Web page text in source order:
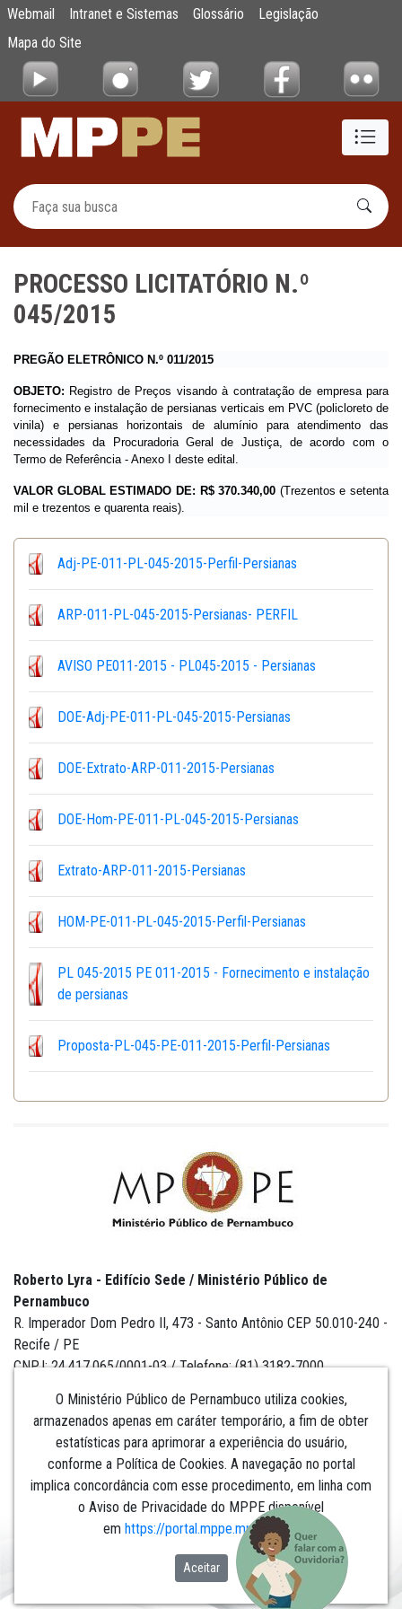
Pular para o Conteúdo principal
PROCESSO LICITATÓRIO N.º 045/2015
Webmail Intranet e Sistemas Glossário
Legislação
Mapa do Site
PROCESSO LICITATÓRIO N.º
045/2015
PREGÃO ELETRÔNICO N.º 011/2015
OBJETO: Registro de Preços visando à contratação de empresa para
fornecimento e instalação de persianas verticais em PVC (policloreto de
vinila) e persianas horizontais de alumínio para atendimento das
necessidades da Procuradoria Geral de Justiça, de acordo com o
Termo de Referência - Anexo I deste edital.
VALOR GLOBAL ESTIMADO DE: R$ 370.340,00 (Trezentos e setenta
mil e trezentos e quarenta reais).
Adj-PE-011-PL-045-2015-Perfil-Persianas
ARP-011-PL-045-2015-Persianas- PERFIL
AVISO PE011-2015 - PL045-2015 - Persianas
DOE-Adj-PE-011-PL-045-2015-Persianas
DOE-Extrato-ARP-011-2015-Persianas
DOE-Hom-PE-011-PL-045-2015-Persianas
Extrato-ARP-011-2015-Persianas
HOM-PE-011-PL-045-2015-Perfil-Persianas
PL 045-2015 PE 011-2015 - Fornecimento e instalação
de persianas
Proposta-PL-045-PE-011-2015-Perfil-Persianas
O Ministério Público de Pernambuco utiliza cookies,
armazenados apenas em caráter temporário, a fim de obter
estatísticas para aprimorar a experiência do usuário,
conforme a Política de Cookies. A navegação no portal
implica concordância com esse procedimento, em linha com
o Aviso de Privacidade do MPPE disponível
em https://portal.mppe.mp.br/lgpd.​​​​​​​
Aceitar
Roberto Lyra - Edifício Sede / Ministério Público de
Pernambuco
R. Imperador Dom Pedro II, 473 - Santo Antônio CEP 50.010-240 -
Recife / PE
CNPJ: 24.417.065/0001-03 / Telefone: (81) 3182-7000
Institucional
Comunicação